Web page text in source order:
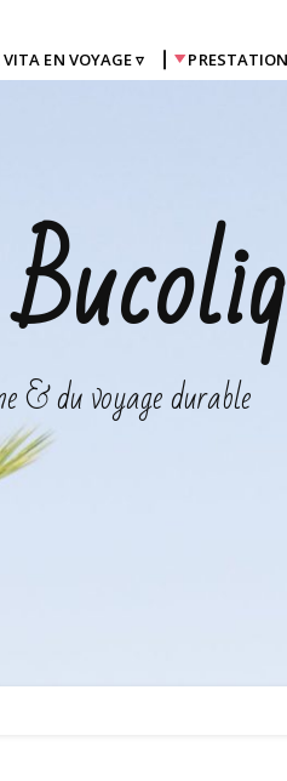
VITA EN VOYAGE ▿
& du voyage durable